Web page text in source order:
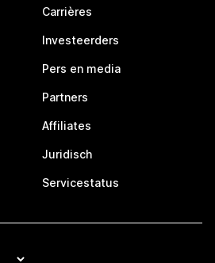
Carrières
Investeerders
Pers en media
Partners
Affiliates
Juridisch
Servicestatus